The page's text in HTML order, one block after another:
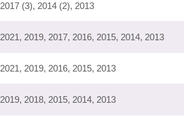
2017 (3), 2014 (2), 2013
2021, 2019, 2017, 2016, 2015, 2014, 2013
2021, 2019, 2016, 2015, 2013
2019, 2018, 2015, 2014, 2013